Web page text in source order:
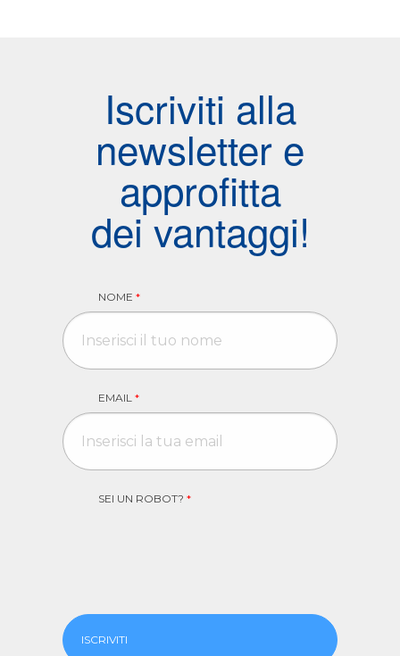
Iscriviti alla
newsletter e
approfitta
dei vantaggi!
NOME *
EMAIL *
SEI UN ROBOT? *
ISCRIVITI